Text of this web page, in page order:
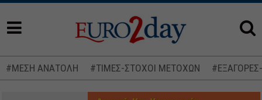
#ΜΕΣΗ ΑΝΑΤΟΛΗ #ΤΙΜΕΣ-ΣΤΟΧΟΙ ΜΕΤΟΧΩΝ